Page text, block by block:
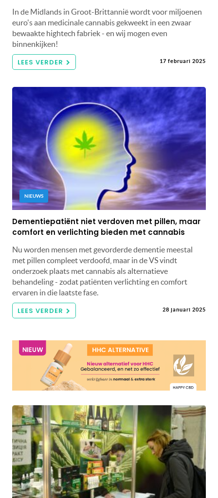
In de Midlands in Groot-Brittannië wordt voor miljoenen
euro's aan medicinale cannabis gekweekt in een zwaar
bewaakte hightech fabriek - en wij mogen even
binnenkijken!
LEES VERDER 17 februari 2025
NIEUWS
Dementiepatiënt niet verdoven met pillen, maar
comfort en verlichting bieden met cannabis
Nu worden mensen met gevorderde dementie meestal
met pillen compleet verdoofd, maar in de VS vindt
onderzoek plaats met cannabis als alternatieve
behandeling - zodat patiënten verlichting en comfort
ervaren in die laatste fase.
LEES VERDER 28 januari 2025